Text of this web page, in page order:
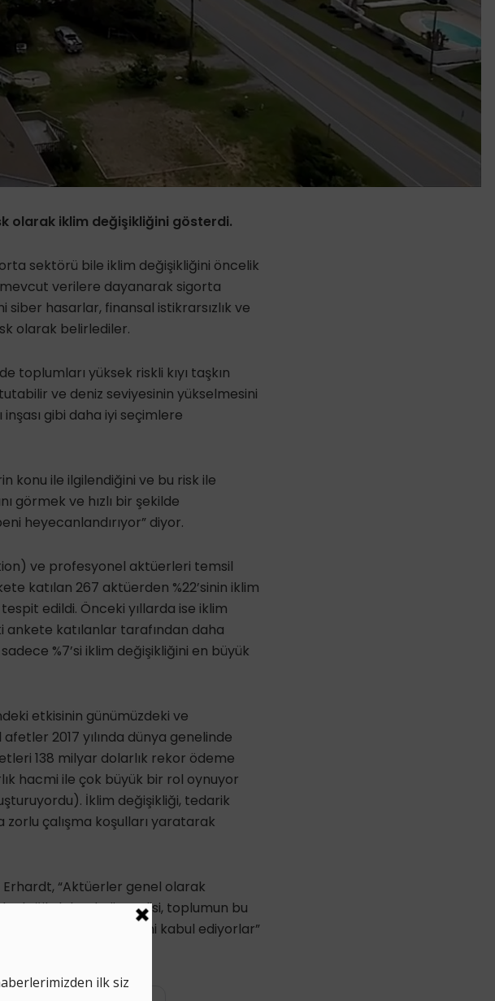
olarak iklim değişikliğini gösterdi.
sektörü bile iklim değişikliğini öncelik
verilere dayanarak sigorta
hasarlar, finansal istikrarsızlık ve
olarak belirlediler.
yüksek riskli kıyı taşkın
ve deniz seviyesinin yükselmesini
gibi daha iyi seçimlere
konu ile ilgilendiğini ve bu risk ile
görmek ve hızlı bir şekilde
heyecanlandırıyor” diyor.
ve profesyonel aktüerleri temsil
katılan 267 aktüerden %22’sinin iklim
edildi. Önceki yıllarda ise iklim
katılanlar tarafından daha
%7’si iklim değişikliğini en büyük
etkisinin günümüzdeki ve
2017 yılında dünya genelinde
138 milyar dolarlık rekor ödeme
hacmi ile çok büyük bir rol oynuyor
İklim değişikliği, tedarik
çalışma koşulları yaratarak
“Aktüerler genel olarak
değil, daha da önemlisi, toplumun bu
rol oynayabileceklerini kabul ediyorlar”